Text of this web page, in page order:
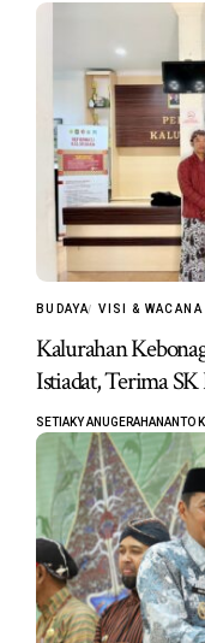
BUDAYA VISI & WACANA
Kalurahan
Istiadat, Terima
SETIAKY ANUGERAHANANTO